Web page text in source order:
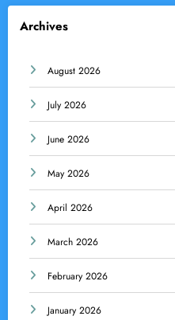
Archives
August 2026
July 2026
June 2026
May 2026
April 2026
March 2026
February 2026
January 2026